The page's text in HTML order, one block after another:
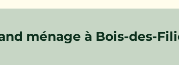
ménage à Bois-des-